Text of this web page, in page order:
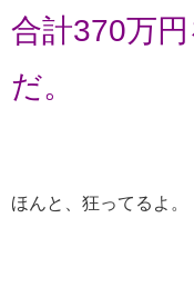
合計370万
だ。
ほんと、狂ってるよ。